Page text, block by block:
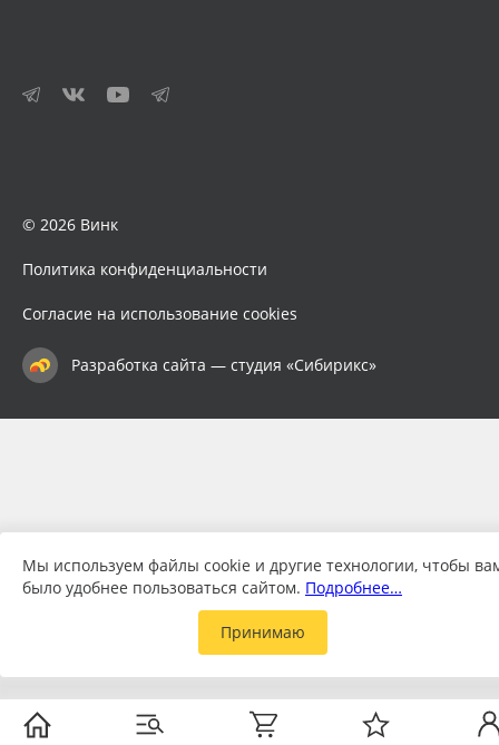
© 2026 Винк
Политика конфиденциальности
Согласие на использование cookies
Разработка сайта — студия «Сибирикс»
Мы используем файлы cookie и другие технологии, чтобы
было удобнее пользоваться сайтом. Подробнее…
Принимаю